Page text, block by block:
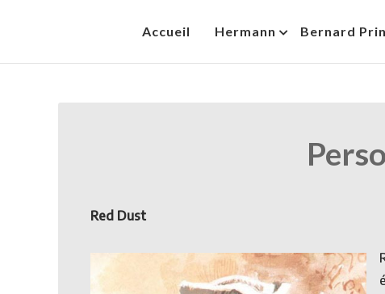
HermannBD
Accueil Hermann Bernard
Red Dust